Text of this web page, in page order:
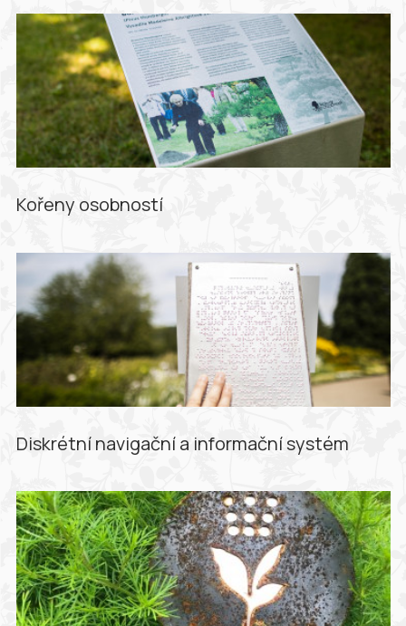
Kořeny osobností
Diskrétní navigační a informační systém